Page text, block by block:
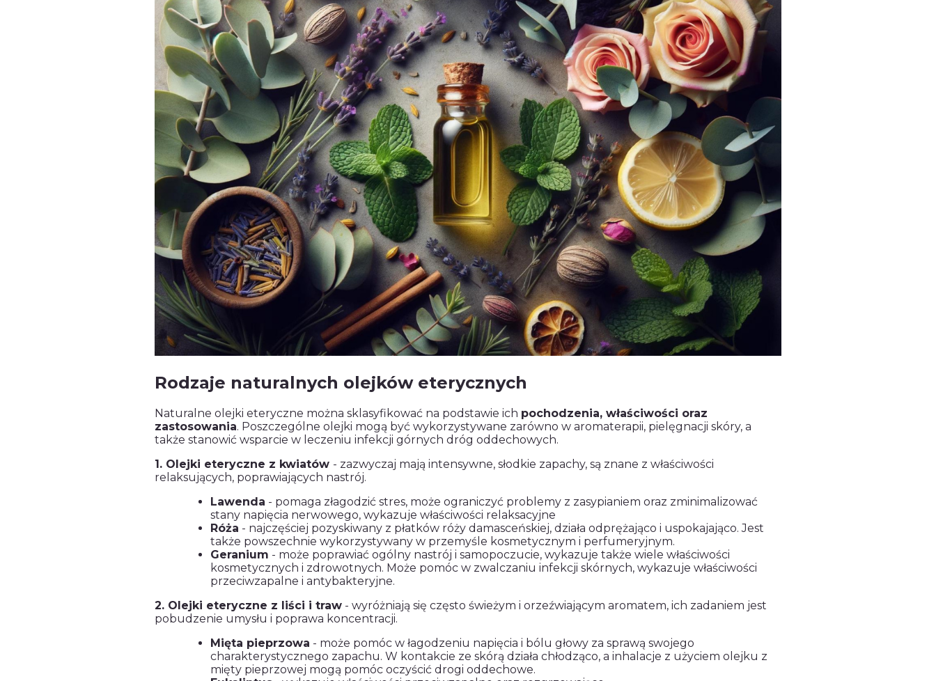
Rodzaje naturalnych olejków eterycznych
Naturalne olejki eteryczne można sklasyfikować na podstawie ich pochodzenia, właściwości oraz
zastosowania. Poszczególne olejki mogą być wykorzystywane zarówno w aromaterapii, pielęgnacji skóry, a
także stanowić wsparcie w leczeniu infekcji górnych dróg oddechowych.
1. Olejki eteryczne z kwiatów - zazwyczaj mają intensywne, słodkie zapachy, są znane z właściwości
relaksujących, poprawiających nastrój.
Lawenda - pomaga złagodzić stres, może ograniczyć problemy z zasypianiem oraz zminimalizować
stany napięcia nerwowego, wykazuje właściwości relaksacyjne
Róża - najczęściej pozyskiwany z płatków róży damasceńskiej, działa odprężająco i uspokajająco. Jest
także powszechnie wykorzystywany w przemyśle kosmetycznym i perfumeryjnym.
Geranium - może poprawiać ogólny nastrój i samopoczucie, wykazuje także wiele właściwości
kosmetycznych i zdrowotnych. Może pomóc w zwalczaniu infekcji skórnych, wykazuje właściwości
przeciwzapalne i antybakteryjne.
2. Olejki eteryczne z liści i traw - wyróżniają się często świeżym i orzeźwiającym aromatem, ich zadaniem jest
pobudzenie umysłu i poprawa koncentracji.
Mięta pieprzowa - może pomóc w łagodzeniu napięcia i bólu głowy za sprawą swojego
charakterystycznego zapachu. W kontakcie ze skórą działa chłodząco, a inhalacje z użyciem olejku z
mięty pieprzowej mogą pomóc oczyścić drogi oddechowe.